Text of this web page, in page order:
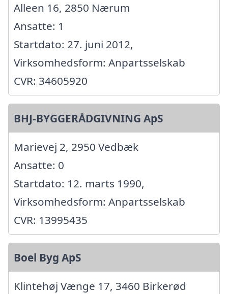
Alleen 16, 2850 Nærum
Ansatte: 1
Startdato: 27. juni 2012,
Virksomhedsform: Anpartsselskab
CVR: 34605920
BHJ-BYGGERÅDGIVNING ApS
Marievej 2, 2950 Vedbæk
Ansatte: 0
Startdato: 12. marts 1990,
Virksomhedsform: Anpartsselskab
CVR: 13995435
Boel Byg ApS
Klintehøj Vænge 17, 3460 Birkerød